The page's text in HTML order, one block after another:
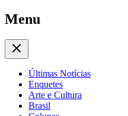
Menu
Últimas Notícias
Enquetes
Arte e Cultura
Brasil